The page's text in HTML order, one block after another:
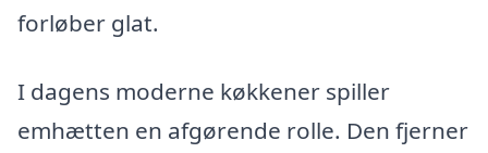
forløber glat.
I dagens moderne køkkener spiller
emhætten en afgørende rolle. Den fjerner